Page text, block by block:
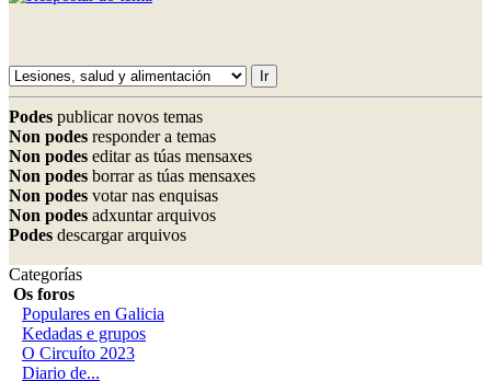
Podes publicar novos temas
Non podes responder a temas
Non podes editar as túas mensaxes
Non podes borrar as túas mensaxes
Non podes votar nas enquisas
Non podes adxuntar arquivos
Podes descargar arquivos
Categorías
Os foros
Populares en Galicia
Kedadas e grupos
O Circuíto 2023
Diario de...